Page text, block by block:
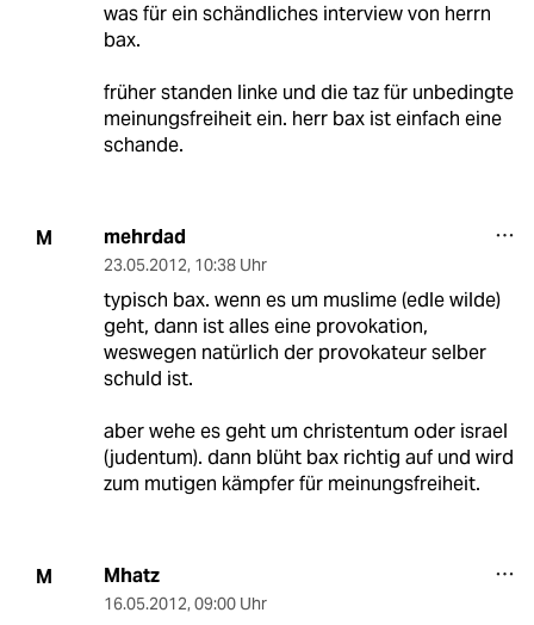
was für ein schändliches interview von herrn
bax.
früher standen linke und die taz für unbedingte
meinungsfreiheit ein. herr bax ist einfach eine
schande.
M mehrdad
23.05.2012, 10:38 Uhr
typisch bax. wenn es um muslime (edle wilde)
geht, dann ist alles eine provokation,
weswegen natürlich der provokateur selber
schuld ist.
aber wehe es geht um christentum oder israel
(judentum). dann blüht bax richtig auf und wird
zum mutigen kämpfer für meinungsfreiheit.
M Mhatz
16.05.2012, 09:00 Uhr